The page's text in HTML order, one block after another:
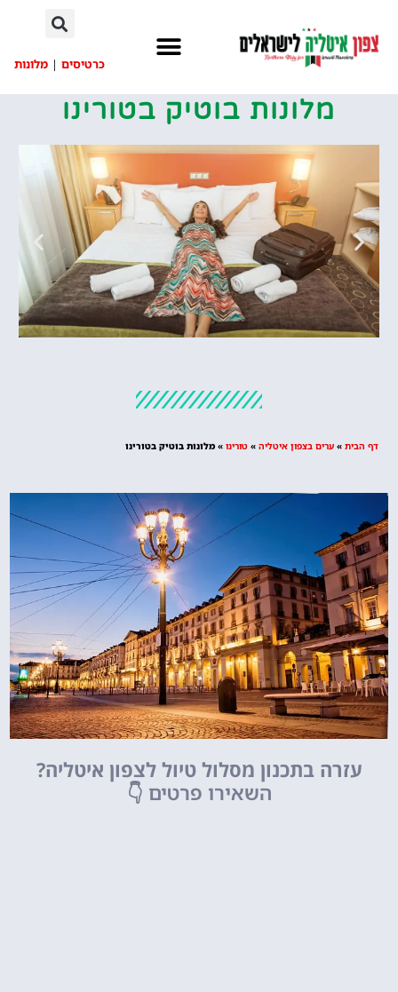
כרטיסים | מלונות
מלונות בוטיק בטורינו
מציאת מלון
דף הבית » ערים בצפון איטליה » טורינו » מלונות בוטיק בטורינו
עזרה בתכנון מסלול טיול לצפון איטליה?
השאירו פרטים 👇